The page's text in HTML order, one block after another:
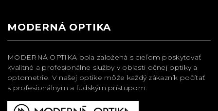
MODERNÁ OPTIKA
MODERNÁ OPTIKA bola založená s cieľom poskytovať
kvalitné a profesionálne služby v oblasti očnej optiky a
optometrie. V našej optike môže každý zákazník počítať
s profesionálnym a ľudským prístupom.